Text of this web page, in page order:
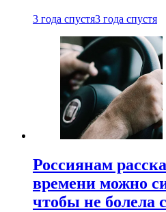
3 года спустя3 года спустя
Россиянам
времени можно
чтобы не болела